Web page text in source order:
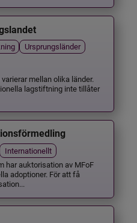
Ursprungsländer
mellan olika länder.
lagstiftning inte tillåter
Internationellt
har auktorisation av MFoF
adoptioner. För att få